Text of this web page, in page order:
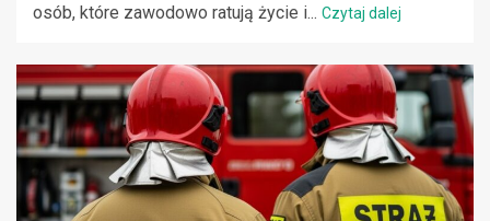
osób, które zawodowo ratują życie i... Czytaj dalej